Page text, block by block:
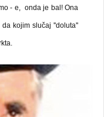
- e, onda je bal! Ona
kojim slučaj ''doluta''